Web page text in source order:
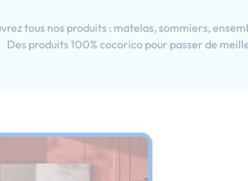
tous nos produits : matelas, sommiers,
Des produits 100% cocorico pour passer de